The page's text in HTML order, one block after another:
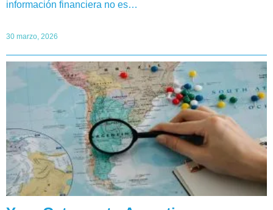
información financiera no es…
30 marzo, 2026